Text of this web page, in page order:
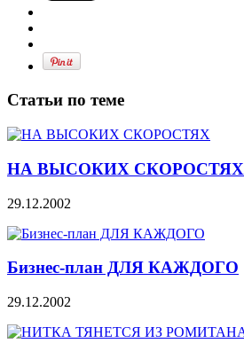
Статьи по теме
НА ВЫСОКИХ СКОРОСТЯХ
29.12.2002
Бизнес-план ДЛЯ КАЖДОГО
29.12.2002